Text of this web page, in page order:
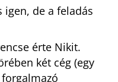
igen, de a feladás
érte Nikit.
két cég (egy